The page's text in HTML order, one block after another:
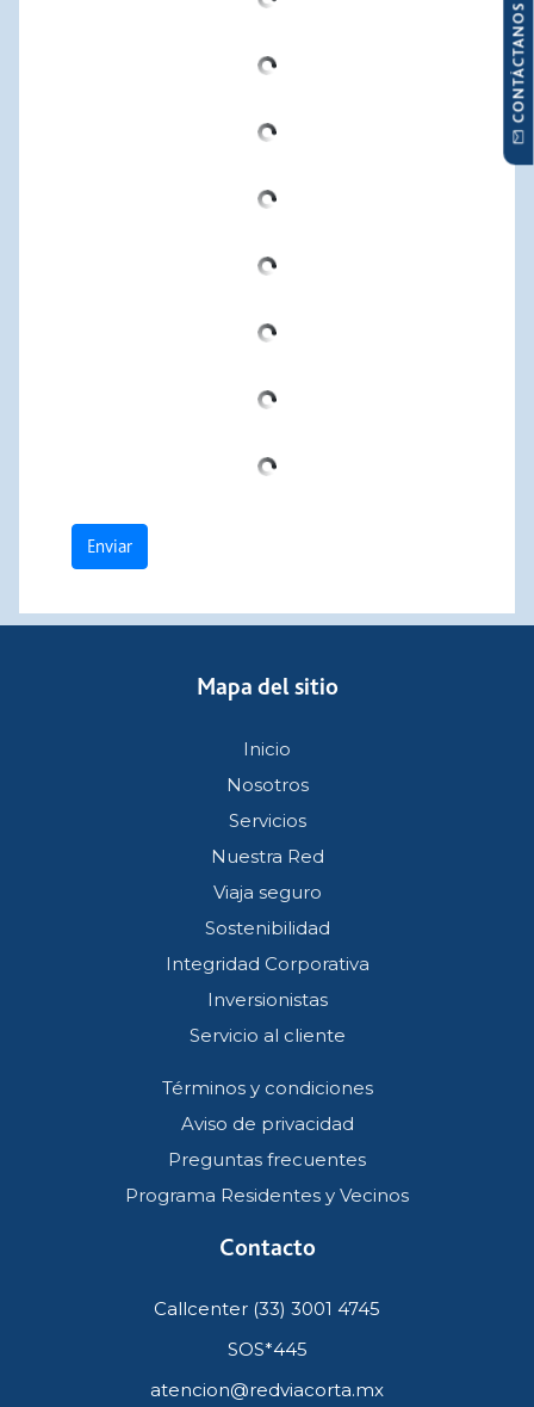
Enviar
CONTÁCTANOS
Mapa del sitio
Inicio
Nosotros
Servicios
Nuestra Red
Viaja seguro
Sostenibilidad
Integridad Corporativa
Inversionistas
Servicio al cliente
Términos y condiciones
Aviso de privacidad
Preguntas frecuentes
Programa Residentes y Vecinos
Contacto
Callcenter (33) 3001 4745
SOS*445
atencion@redviacorta.mx